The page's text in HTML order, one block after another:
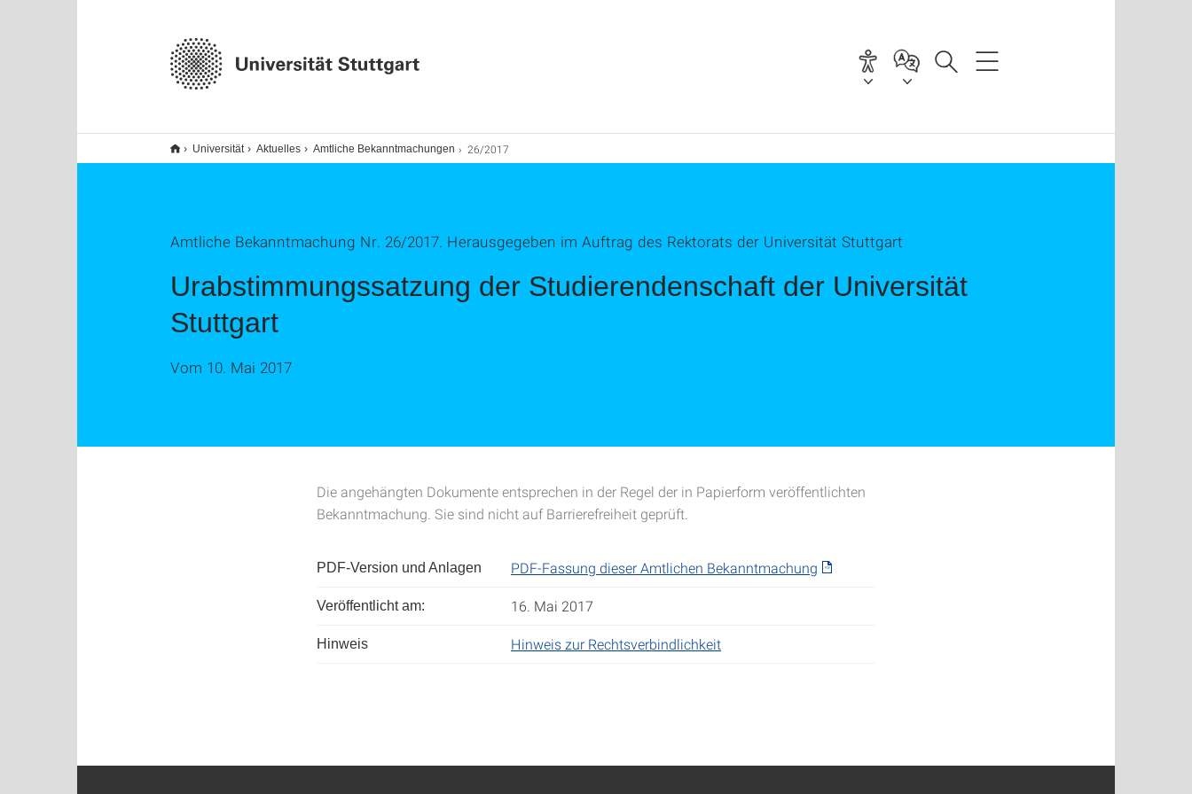
Universität Aktuelles Amtliche Bekanntmachungen 26/2017
Amtliche Bekanntmachung Nr. 26/2017. Herausgegeben im Auftrag des Rektorats der Universität Stuttgart
Urabstimmungssatzung der Studierendenschaft der Universität
Stuttgart
Vom 10. Mai 2017
Die angehängten Dokumente entsprechen in der Regel der in Papierform veröffentlichten
Bekanntmachung. Sie sind nicht auf Barrierefreiheit geprüft.
PDF-Version und Anlagen PDF-Fassung dieser Amtlichen Bekanntmachung
Veröffentlicht am: 16. Mai 2017
Hinweis Hinweis zur Rechtsverbindlichkeit